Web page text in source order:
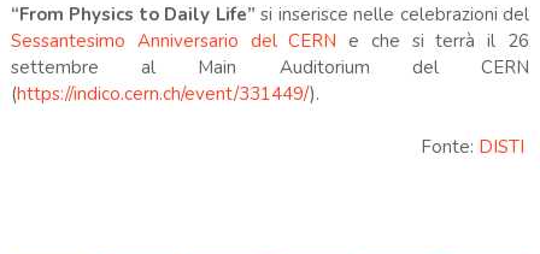
“From Physics to Daily Life”si inserisce nelle celebrazioni del
Sessantesimo Anniversario del CERNe che si terrà il 26
settembre al Main Auditorium del CERN
(https://indico.cern.ch/event/331449/).
Fonte: DISTI